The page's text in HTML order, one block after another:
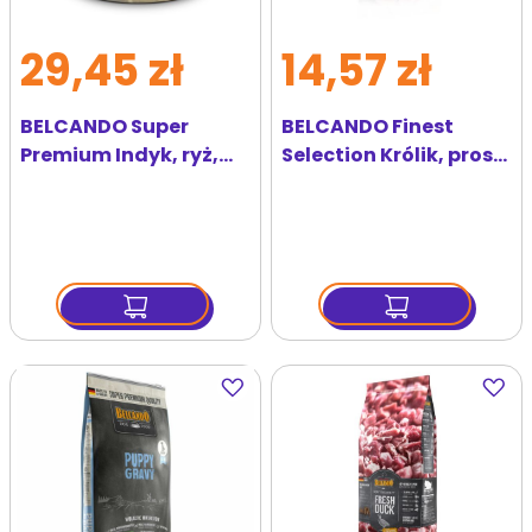
BELCANDO Super
Premium Indyk, ryż,
29,45 zł
BELCANDO Finest
Selection Królik, proso
14,57 zł
Dodaj
do
Dodaj
do